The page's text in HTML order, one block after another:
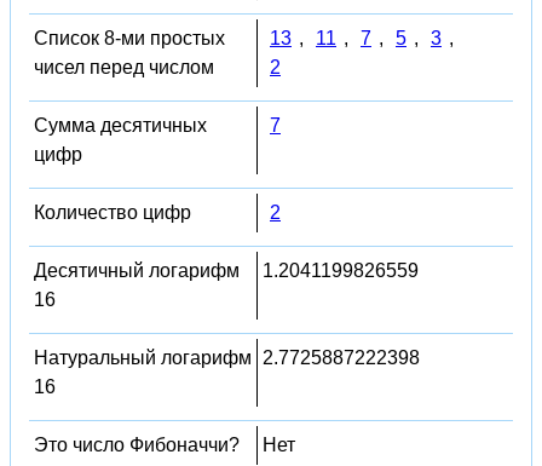
Список 8-ми простых
чисел перед числом
13 , 11 , 7 , 5 , 3 ,
2
Сумма десятичных
цифр
7
Количество цифр 2
Десятичный логарифм
16
1.2041199826559
Натуральный логарифм
16
2.7725887222398
Это число Фибоначчи? Нет